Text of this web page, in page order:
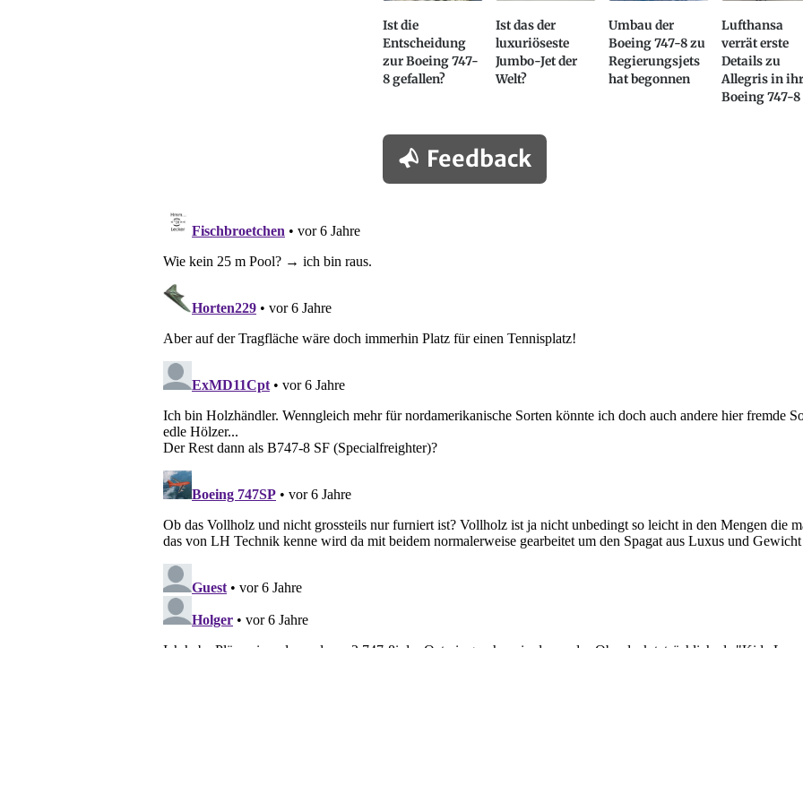
Ist die
Entscheidung
zur Boeing 747-
8 gefallen?
Ist das der
luxuriöseste
Jumbo-Jet der
Welt?
Umbau der
Boeing 747-8 zu
Regierungsjets
hat begonnen
Lufthansa
verrät erste
Details zu
Allegris in
Boeing 747-8
Feedback